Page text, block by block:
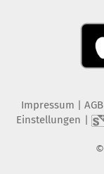
Impressum AGB
Einstellungen
©